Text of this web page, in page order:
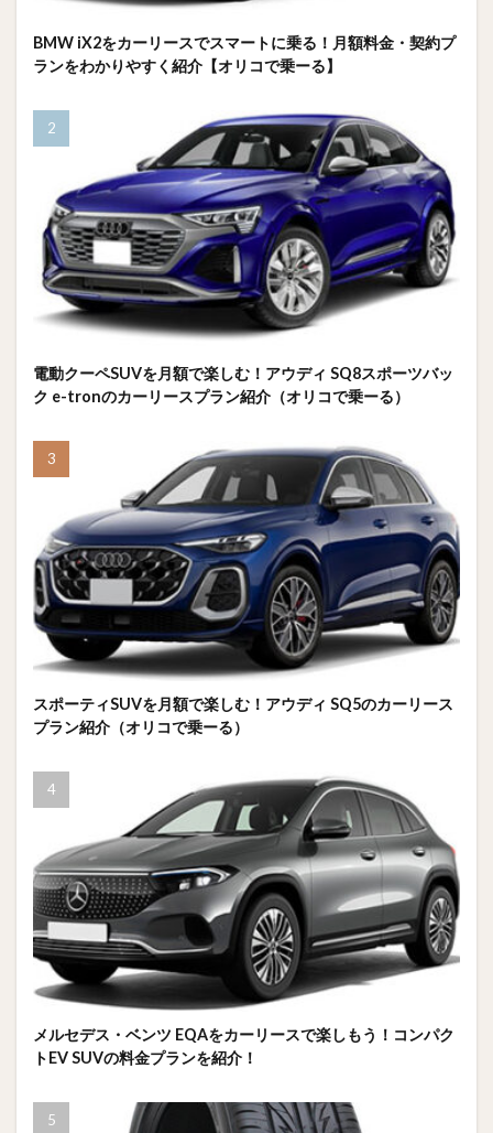
BMW iX2をカーリースでスマートに乗る！月額料金・契約プ
ランをわかりやすく紹介【オリコで乗ーる】
電動クーペSUVを月額で楽しむ！アウディ SQ8スポーツバッ
ク e-tronのカーリースプラン紹介（オリコで乗ーる）
スポーティSUVを月額で楽しむ！アウディ SQ5のカーリース
プラン紹介（オリコで乗ーる）
メルセデス・ベンツ EQAをカーリースで楽しもう！コンパク
トEV SUVの料金プランを紹介！